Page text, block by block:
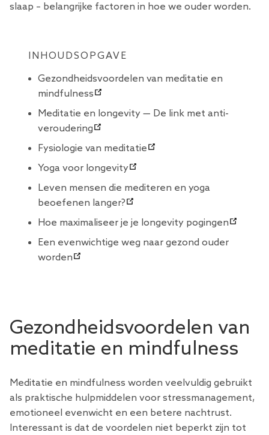
slaap – belangrijke factoren in hoe we ouder worden.
INHOUDSOPGAVE
Gezondheidsvoordelen van meditatie en
mindfulness
Meditatie en longevity — De link met anti-
veroudering
Fysiologie van meditatie
Yoga voor longevity
Leven mensen die mediteren en yoga
beoefenen langer?
Hoe maximaliseer je je longevity pogingen
Een evenwichtige weg naar gezond ouder
worden
Gezondheidsvoordelen van
meditatie en mindfulness
Meditatie en mindfulness worden veelvuldig gebruikt
als praktische hulpmiddelen voor stressmanagement,
emotioneel evenwicht en een betere nachtrust.
Interessant is dat de voordelen niet beperkt zijn tot